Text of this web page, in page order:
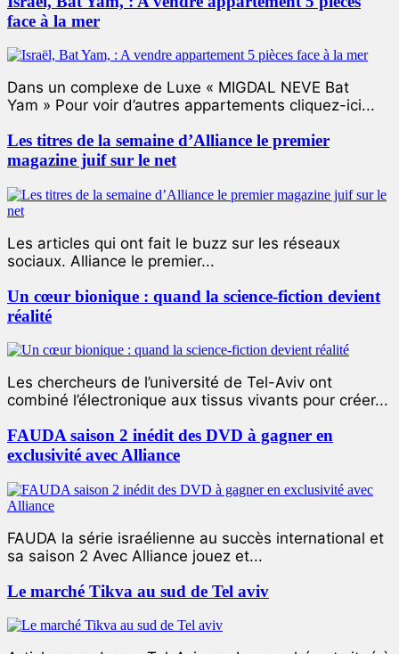
face à la mer
Dans un complexe de Luxe « MIGDAL NEVE Bat
Yam » Pour voir d’autres appartements cliquez-ici...
Les titres de la semaine d’Alliance le premier
magazine juif sur le net
Les articles qui ont fait le buzz sur les réseaux
sociaux. Alliance le premier...
Un cœur bionique : quand la science-fiction devient
réalité
Les chercheurs de l’université de Tel-Aviv ont
combiné l’électronique aux tissus vivants pour créer...
FAUDA saison 2 inédit des DVD à gagner en
exclusivité avec Alliance
FAUDA la série israélienne au succès international et
sa saison 2 Avec Alliance jouez et...
Le marché Tikva au sud de Tel aviv